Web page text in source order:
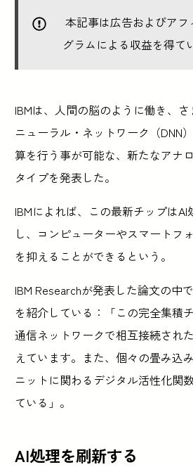
本記事は広告およびアフ
グラムによる収益を得て
IBMは、人間の脳のように働き、
ニューラル・ネットワーク（DNN
算を行う事が可能な、新たなアナ
タイプを発表した。
IBMによれば、この最新チップは
し、コンピューターやスマートフ
を抑えることができるという。
IBM Researchが発表した論文の中
を紹介している：「この完全集積
通信ネットワークで相互接続され
えています。また、個々の畳み込
ニットに関わるデジタル活性化関
ている」。
AI処理を刷新する